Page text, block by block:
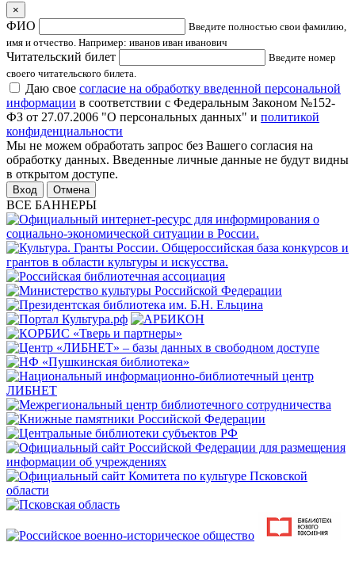
×
ФИО
Введите полностью свои фамилию,
имя и отчество. Например: иванов иван иванович
Читательский билет
Введите номер
своего читательского билета.
Даю свое согласие на обработку введенной персональной
информации в соответствии с Федеральным Законом №152-
ФЗ от 27.07.2006 "О персональных данных" и политикой
конфиденциальности
Мы не можем обработать запрос без Вашего согласия на
обработку данных. Введенные личные данные не будут видны
в открытом доступе.
Отмена
ВСЕ БАННЕРЫ